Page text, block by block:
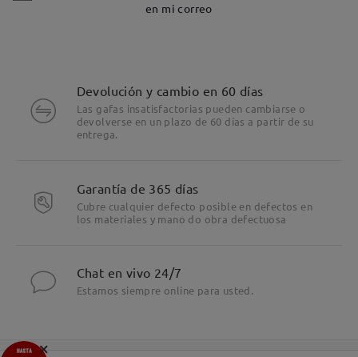
en mi correo
Devolución y cambio en 60 días
Las gafas insatisfactorias pueden cambiarse o
devolverse en un plazo de 60 días a partir de su
entrega.
Garantía de 365 días
Cubre cualquier defecto posible en defectos en
los materiales y mano do obra defectuosa
Chat en vivo 24/7
Estamos siempre online para usted.
×